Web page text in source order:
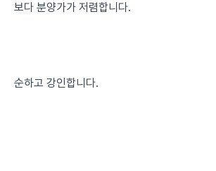
보다 분양가가 저렴합니다.
순하고 강인합니다.